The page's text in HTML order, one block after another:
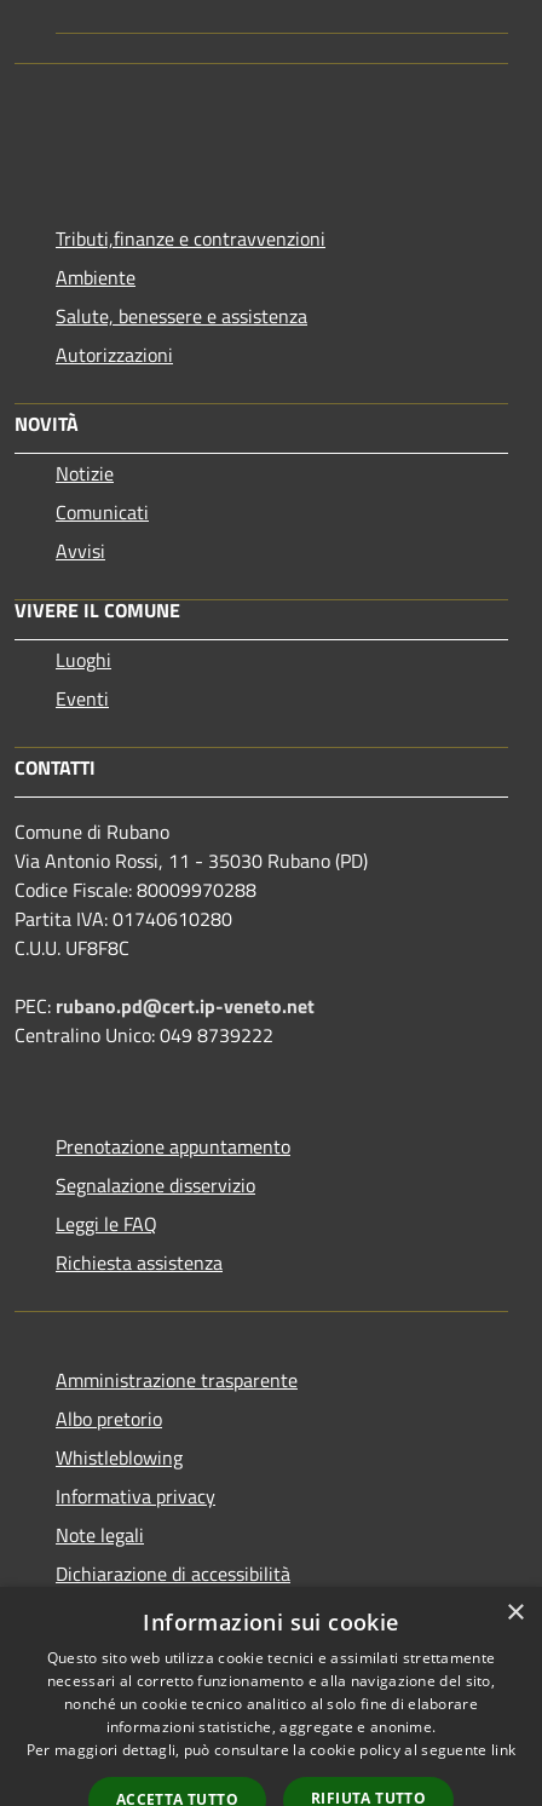
Tributi,finanze e contravvenzioni
Ambiente
Salute, benessere e assistenza
Autorizzazioni
NOVITÀ
Notizie
Comunicati
Avvisi
VIVERE IL COMUNE
Luoghi
Eventi
CONTATTI
Comune di Rubano
Via Antonio Rossi, 11 - 35030 Rubano (PD)
Codice Fiscale: 80009970288
Partita IVA: 01740610280
C.U.U. UF8F8C
PEC: rubano.pd@cert.ip-veneto.net
Centralino Unico: 049 8739222
Prenotazione appuntamento
Segnalazione disservizio
Leggi le FAQ
Richiesta assistenza
Amministrazione trasparente
Albo pretorio
Whistleblowing
Informativa privacy
Note legali
Dichiarazione di accessibilità
Obiettivi di accessibilità 2026
Accessibilità
Copyright © 2026 • Comune di
Rubano • Powered by
Municipium• Accesso
×
Informazioni sui cookie
Questo sito web utilizza cookie tecnici e assimilati strettamente
necessari al corretto funzionamento e alla navigazione del sito,
nonché un cookie tecnico analitico al solo fine di elaborare
informazioni statistiche, aggregate e anonime.
Per maggiori dettagli, può consultare la cookie policy al seguente link
ACCETTA TUTTO RIFIUTA TUTTO